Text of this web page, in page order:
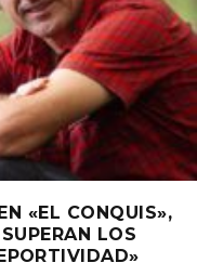
«EL CONQUIS»,
LOS